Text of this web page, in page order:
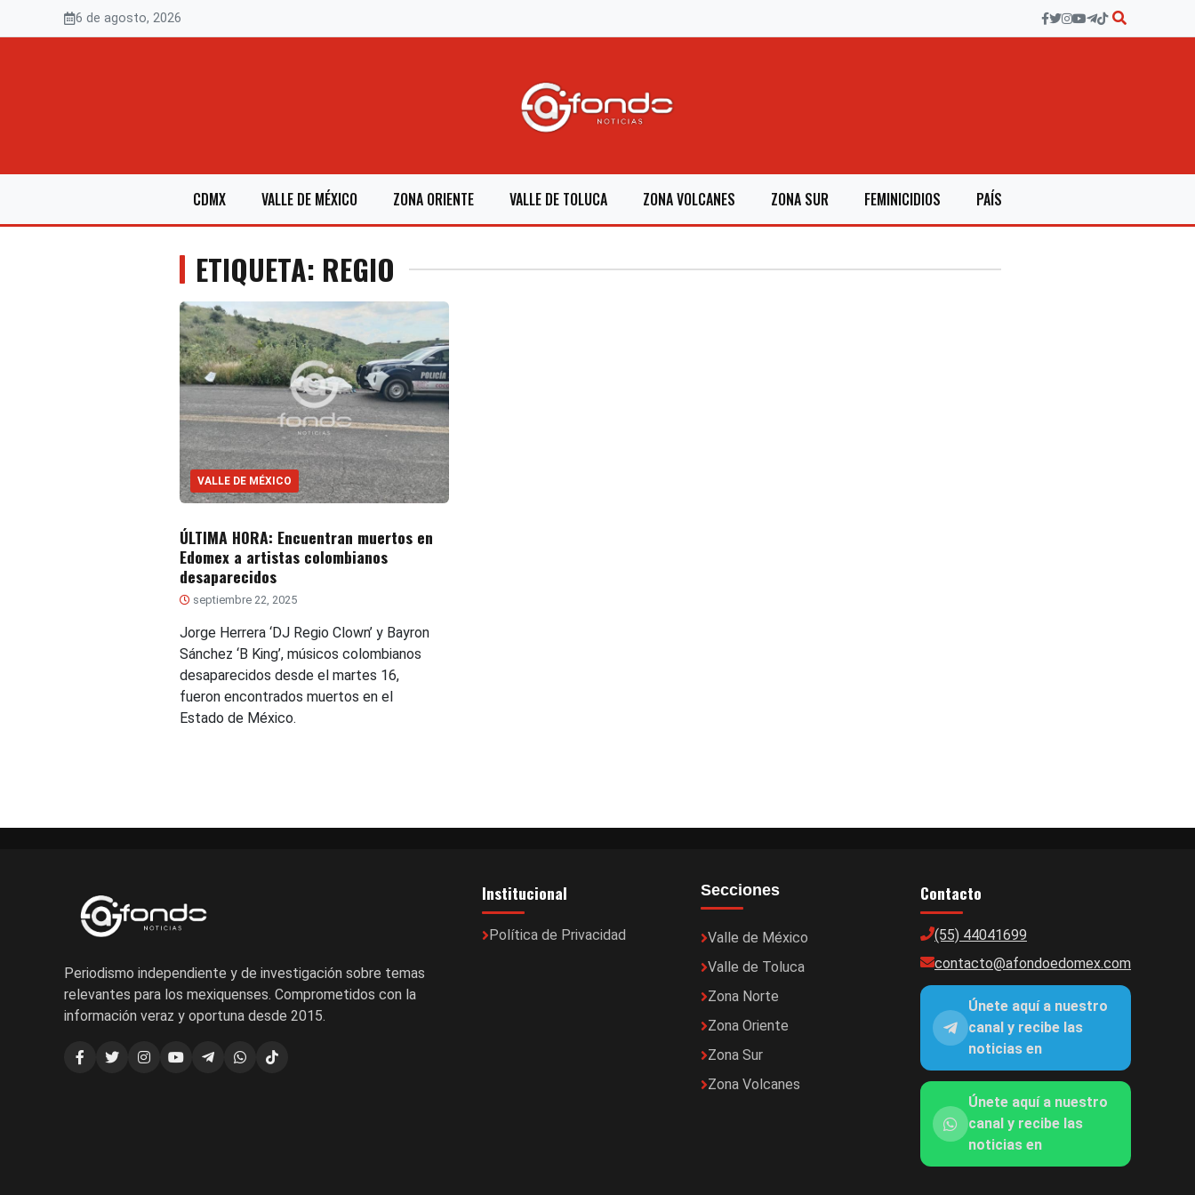
6 de agosto, 2026
CDMX VALLE DE MÉXICO ZONA ORIENTE VALLE DE TOLUCA ZONA VOLCANES ZONA SUR FEMINICIDIOS PAÍS
ETIQUETA: REGIO
VALLE DE MÉXICO
ÚLTIMA HORA: Encuentran muertos en
Edomex a artistas colombianos
desaparecidos
septiembre 22, 2025
Jorge Herrera ‘DJ Regio Clown’ y Bayron
Sánchez ‘B King’, músicos colombianos
desaparecidos desde el martes 16,
fueron encontrados muertos en el
Estado de México.
Periodismo independiente y de investigación sobre temas
relevantes para los mexiquenses. Comprometidos con la
información veraz y oportuna desde 2015.
Institucional
Política de Privacidad
Secciones
Valle de México
Valle de Toluca
Zona Norte
Zona Oriente
Zona Sur
Zona Volcanes
Contacto
(55) 44041699
contacto@afondoedomex.com
Únete aquí a nuestro
canal y recibe las
noticias en
Únete aquí a nuestro
canal y recibe las
noticias en